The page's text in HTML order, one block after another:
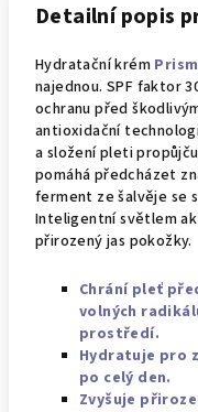
Detailní popis
Hydratační krém
najednou. SPF faktor
ochranu před
antioxidační
a složení pleti
pomáhá předcházet
ferment ze šalvěje se
Inteligentní světlem
přirozený jas pokožky.
Chrání pleť
volných
prostředí.
Hydratuje pro
po celý den.
Zvyšuje